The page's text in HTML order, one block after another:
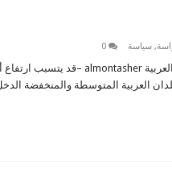
, سياسة 0
العربية المتوسطة والمنخفضة